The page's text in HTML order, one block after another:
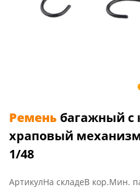
Ремень багажный
храповый
1/48
АртикулНа складеВ кор.Мин.